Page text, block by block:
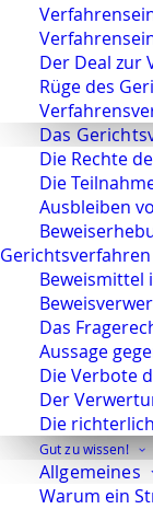
Der Deal zur
Rüge des
Das
Die Rechte
Die
Ausbleiben
Gerichtsverfahren
Beweismittel
Das
Aussage
Die Verbote
Der
Die
Gut zu wissen!
Allgemeines
Warum ein
und
Ich
effektivzu
Weichen
Gerade
Anklage,
und